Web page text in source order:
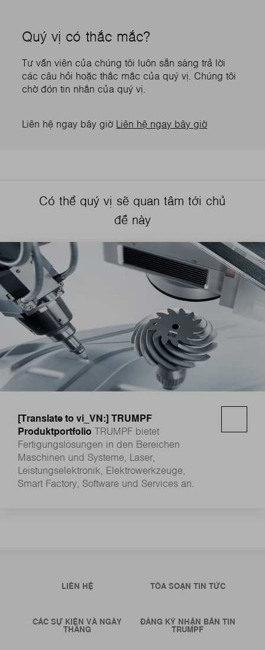
Quý vị có thắc mắc?
Tư vấn viên của chúng tôi luôn sẵn sàng trả lời
các câu hỏi hoặc thắc mắc của quý vị. Chúng tôi
chờ đón tin nhắn của quý vị.
Liên hệ ngay bây giờ Liên hệ ngay bây giờ
Có thể quý vị sẽ quan tâm tới chủ
đề này
[Translate to vi_VN:] TRUMPF
Produktportfolio TRUMPF bietet
Fertigungslösungen in den Bereichen
Maschinen und Systeme, Laser,
Leistungselektronik, Elektrowerkzeuge,
Smart Factory, Software und Services an.
LIÊN HỆ TÒA SOẠN TIN TỨC
CÁC SỰ KIỆN VÀ NGÀY
THÁNG
ĐĂNG KÝ NHẬN BẢN TIN
TRUMPF